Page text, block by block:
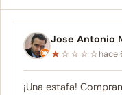
Jose Antonio
★☆☆☆☆hace
¡Una estafa!